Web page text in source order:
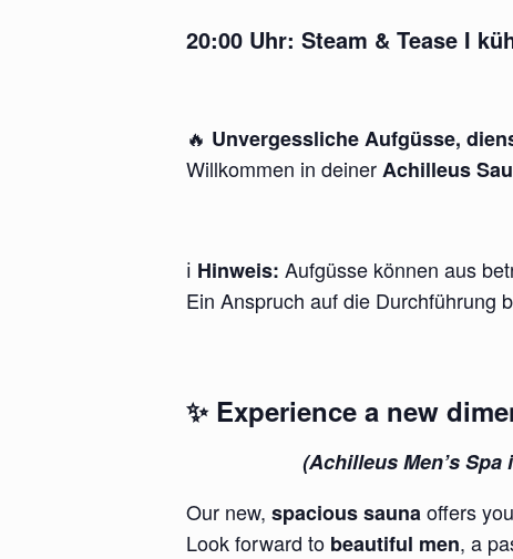
20:00 Uhr: Steam & Tease I
🔥 Unvergessliche Aufgüsse,
Willkommen in deinerAchilleus
ℹ️ Hinweis: Aufgüsse können aus
Ein Anspruch auf die Durchführung
✨ Experience a new
(Achilleus Men’s
Our new, spacious saunaoffers
Look forward to beautiful men, a